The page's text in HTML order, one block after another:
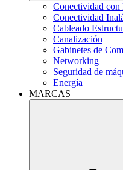
Conectividad con
Conectividad
Cableado
Canalización
Gabinetes de
Networking
Seguridad de
Energía
MARCAS